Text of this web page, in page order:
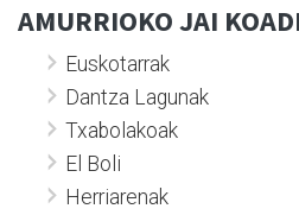
AMURRIOKO JAI
Euskotarrak
Dantza Lagunak
Txabolakoak
El Boli
Herriarenak